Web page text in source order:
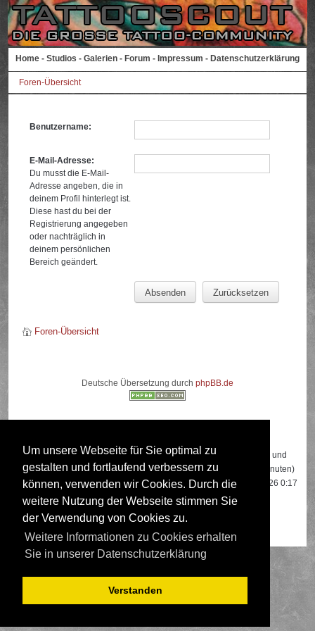
Um unsere Webseite für Sie optimal zu
gestalten und fortlaufend verbessern zu
können, verwenden wir Cookies. Durch die
weitere Nutzung der Webseite stimmen Sie
der Verwendung von Cookies zu.
Weitere Informationen zu Cookies erhalten
Sie in unserer Datenschutzerklärung
Verstanden
Home - Studios - Galerien - Forum - Impressum - Datenschutzerklärung
Foren-Übersicht
Benutzername:
E-Mail-Adresse:
Du musst die E-Mail-
Adresse angeben, die in
deinem Profil hinterlegt ist.
Diese hast du bei der
Registrierung angegeben
oder nachträglich in
deinem persönlichen
Bereich geändert.
Foren-Übersicht
Deutsche Übersetzung durch phpBB.de
Insgesamt sind504Besucher online: 2 registrierte, 0 unsichtbare und
502 Gäste (basierend auf den aktiven Besuchern der letzten 5 Minuten)
Der Besucherrekord liegt bei22108Besuchern, die am 13.04.2026 0:17
gleichzeitig online waren.
Google [Bot]